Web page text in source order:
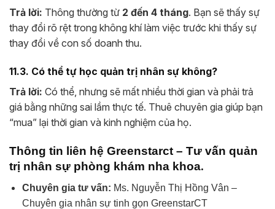
Trả lời: Thông thường từ 2 đến 4 tháng. Bạn sẽ thấy sự
thay đổi rõ rệt trong không khí làm việc trước khi thấy sự
thay đổi về con số doanh thu.
11.3. Có thể tự học quản trị nhân sự không?
Trả lời: Có thể, nhưng sẽ mất nhiều thời gian và phải trả
giá bằng những sai lầm thực tế. Thuê chuyên gia giúp bạn
“mua” lại thời gian và kinh nghiệm của họ.
Thông tin liên hệ Greenstarct – Tư vấn quản
trị nhân sự phòng khám nha khoa.
Chuyên gia tư vấn: Ms. Nguyễn Thị Hồng Vân –
Chuyên gia nhân sự tinh gọn GreenstarCT